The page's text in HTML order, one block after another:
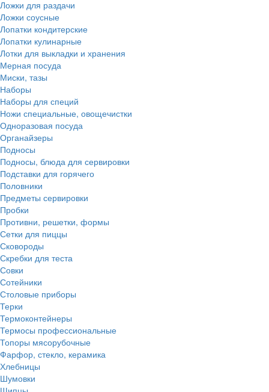
Ложки для раздачи
Ложки соусные
Лопатки кондитерские
Лопатки кулинарные
Лотки для выкладки и хранения
Мерная посуда
Миски, тазы
Наборы
Наборы для специй
Ножи специальные, овощечистки
Одноразовая посуда
Органайзеры
Подносы
Подносы, блюда для сервировки
Подставки для горячего
Половники
Предметы сервировки
Пробки
Противни, решетки, формы
Сетки для пиццы
Сковороды
Скребки для теста
Совки
Сотейники
Столовые приборы
Терки
Термоконтейнеры
Термосы профессиональные
Топоры мясорубочные
Фарфор, стекло, керамика
Хлебницы
Шумовки